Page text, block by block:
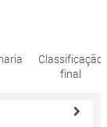
Classificação
final